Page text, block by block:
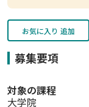
お気に入り 追加
募集要項
対象の課程
大学院